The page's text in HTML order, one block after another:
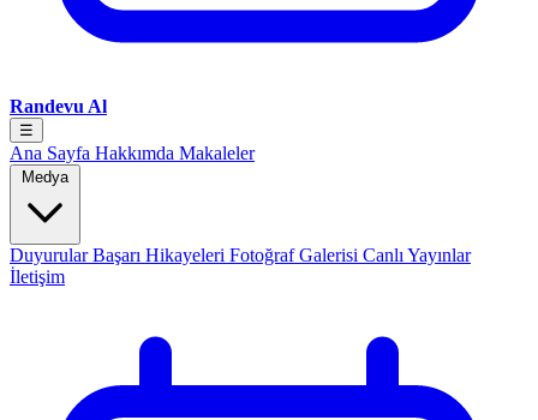
Randevu Al
☰
Ana Sayfa Hakkımda Makaleler
Medya
DuyurularBaşarı Hikayeleri Fotoğraf Galerisi Canlı Yayınlar
İletişim